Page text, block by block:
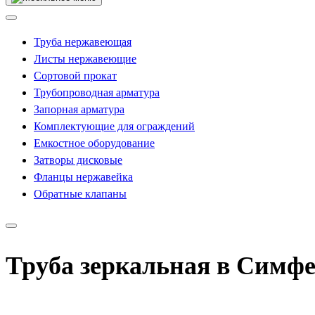
Труба нержавеющая
Листы нержавеющие
Сортовой прокат
Трубопроводная арматура
Запорная арматура
Комплектующие для ограждений
Емкостное оборудование
Затворы дисковые
Фланцы нержавейка
Обратные клапаны
Труба зеркальная в